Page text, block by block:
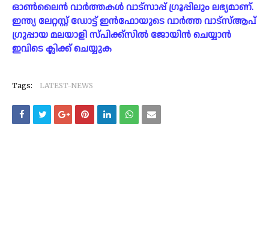
ഓൺലൈൻ വാർത്തകൾ വാട്സാപ്പ് ഗ്രൂപ്പിലും ലഭ്യമാണ്.
ഇന്ത്യ ലേറ്റസ്റ്റ് ഡോട്ട് ഇൻഫോയുടെ വാർത്ത വാട്സ്ആപ്
ഗ്രുപ്പായ മലയാളി സ്പിക്ക്സിൽ ജോയിൻ ചെയ്യാൻ
ഇവിടെ ക്ലിക്ക് ചെയ്യുക
Tags: LATEST-NEWS